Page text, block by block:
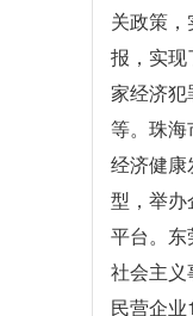
关政策，
报，实现
家经济犯
等。珠
经济健康
型，举
平台。东
社会主义
民营企